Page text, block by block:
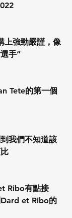
上強勁嚴謹，像
手”
Tete的第一個
我們不知道該
Ribo有點接
et Ribo的